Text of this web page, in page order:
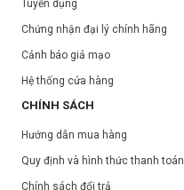
Tuyển dụng
Chứng nhận đại lý chính hãng
Cảnh báo giả mạo
Hệ thống cửa hàng
CHÍNH SÁCH
Hướng dẫn mua hàng
Quy định và hình thức thanh toán
Chính sách đổi trả